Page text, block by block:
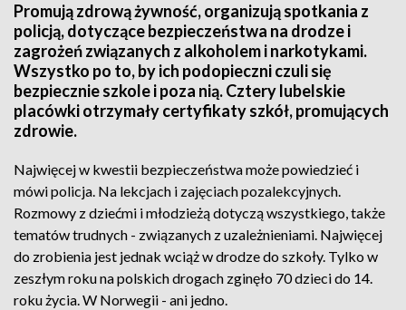
Promują zdrową żywność, organizują spotkania z
policją, dotyczące bezpieczeństwa na drodze i
zagrożeń związanych z alkoholem i narkotykami.
Wszystko po to, by ich podopieczni czuli się
bezpiecznie szkole i poza nią. Cztery lubelskie
placówki otrzymały certyfikaty szkół, promujących
zdrowie.
Najwięcej w kwestii bezpieczeństwa może powiedzieć i
mówi policja. Na lekcjach i zajęciach pozalekcyjnych.
Rozmowy z dziećmi i młodzieżą dotyczą wszystkiego, także
tematów trudnych - związanych z uzależnieniami. Najwięcej
do zrobienia jest jednak wciąż w drodze do szkoły. Tylko w
zeszłym roku na polskich drogach zginęło 70 dzieci do 14.
roku życia. W Norwegii - ani jedno.